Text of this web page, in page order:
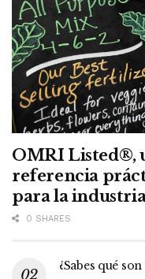
OMRI Listed®,
referencia
para la
0 SHARES
¿Sabes qué